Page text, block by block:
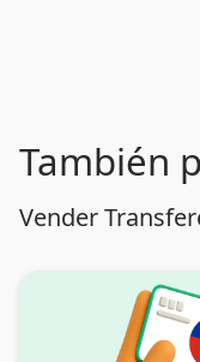
También
Vender